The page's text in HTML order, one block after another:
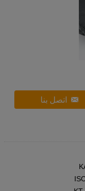
اتصل بنا